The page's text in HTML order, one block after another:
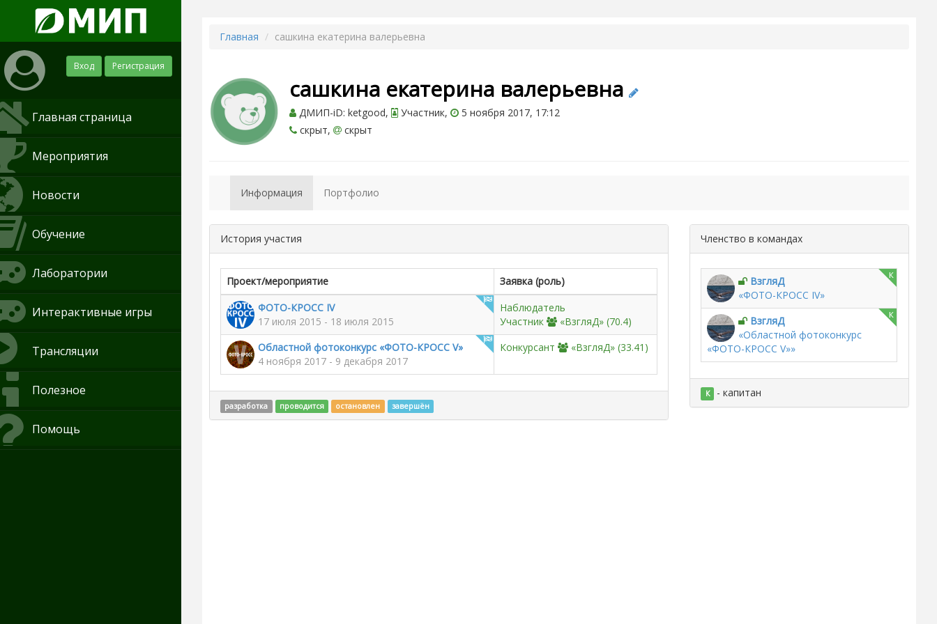
Вход Регистрация
Главная страница
Мероприятия
Новости
Обучение
Лаборатории
Интерактивные игры
Трансляции
Полезное
Помощь
Главная сашкина екатерина валерьевна
сашкина екатерина валерьевна
ДМИП-iD: ketgood, Участник,
5 ноября 2017, 17:12
скрыт,
скрыт
Информация Портфолио
История участия
Проект/мероприятие
Заявка (роль)
ФОТО-КРОСС IV
17 июля 2015 - 18 июля 2015
Наблюдатель
Участник
«ВзгляД» (70.4)
Областной фотоконкурс «ФОТО-КРОСС V»
4 ноября 2017 - 9 декабря 2017
Конкурсант «ВзгляД» (33.41)
разработка проводится остановлен завершён
Членство в командах
к
ВзгляД
«ФОТО-КРОСС IV»
к
ВзгляД
«Областной фотоконкурс
«ФОТО-КРОСС V»»
К - капитан